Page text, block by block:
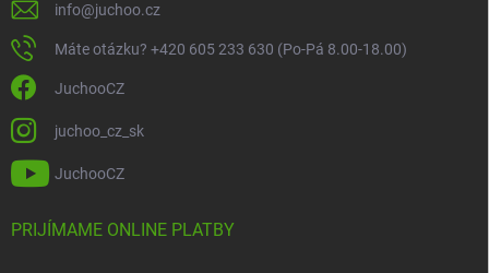
info@juchoo.cz
Máte otázku? +420 605 233 630 (Po-Pá 8.00-18.00)
JuchooCZ
juchoo_cz_sk
JuchooCZ
PRIJÍMAME ONLINE PLATBY